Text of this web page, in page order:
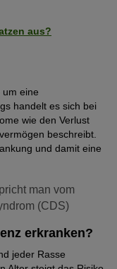
aus?
eine
handelt es sich bei
wie den Verlust
beschreibt.
und damit eine
man vom
(CDS)
erkranken?
jeder Rasse